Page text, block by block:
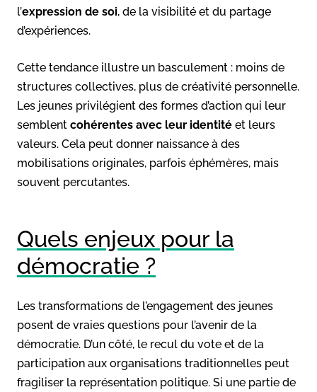
l’expression de soi, de la visibilité et du partage
d’expériences.
Cette tendance illustre un basculement : moins de
structures collectives, plus de créativité personnelle.
Les jeunes privilégient des formes d’action qui leur
semblent cohérentes avec leur identité et leurs
valeurs. Cela peut donner naissance à des
mobilisations originales, parfois éphémères, mais
souvent percutantes.
Quels enjeux pour la
démocratie ?
Les transformations de l’engagement des jeunes
posent de vraies questions pour l’avenir de la
démocratie. D’un côté, le recul du vote et de la
participation aux organisations traditionnelles peut
fragiliser la représentation politique. Si une partie de